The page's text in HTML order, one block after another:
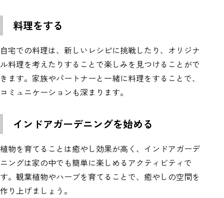
料理をする
自宅での料理は、新しいレシピに挑戦したり、オリジナ
ル料理を考えたりすることで楽しみを見つけることがで
きます。家族やパートナーと一緒に料理をすることで、
コミュニケーションも深まります。
インドアガーデニングを始める
植物を育てることは癒やし効果が高く、インドアガーデ
ニングは家の中でも簡単に楽しめるアクティビティで
す。観葉植物やハーブを育てることで、癒やしの空間を
作り上げましょう。